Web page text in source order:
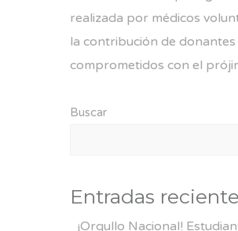
realizada por médicos
la contribución de donantes
comprometidos con el
Buscar
Entradas
¡Orgullo Nacional!